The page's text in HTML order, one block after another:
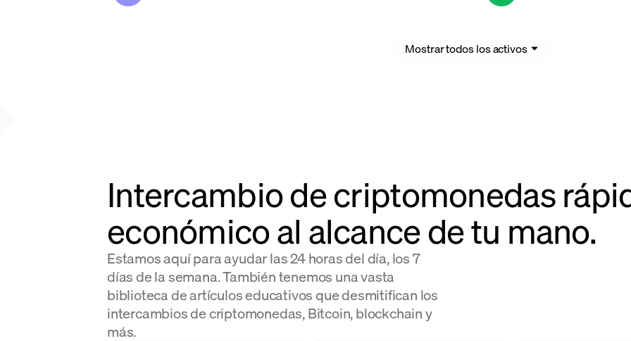
Mostrar todos los activos
Intercambio de criptomonedas
económico al alcance de tu mano.
Estamos aquí para ayudar las 24 horas del día, los 7
días de la semana. También tenemos una vasta
biblioteca de artículos educativos que desmitifican los
intercambios de criptomonedas, Bitcoin, blockchain y
más.